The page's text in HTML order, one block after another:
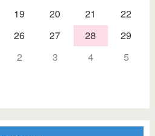
19 20 21
22
26 27 28
29
2 3 4 5